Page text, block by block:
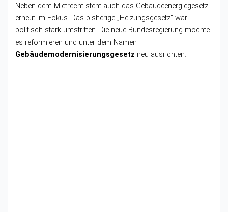
Neben dem Mietrecht steht auch das Gebäudeenergiegesetz
erneut im Fokus. Das bisherige „Heizungsgesetz“ war
politisch stark umstritten. Die neue Bundesregierung möchte
es reformieren und unter dem Namen
Gebäudemodernisierungsgesetz neu ausrichten.